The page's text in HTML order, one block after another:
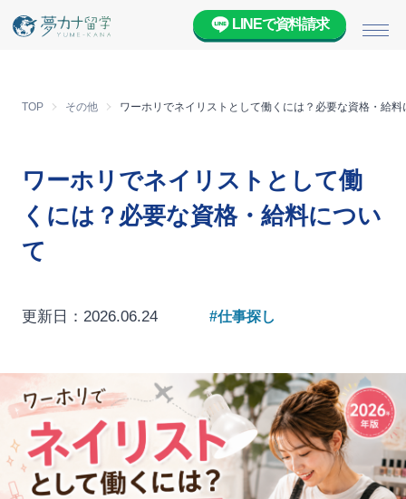
メ
LINEで資料請求
TOP その他 ワーホリでネイリストとして働くには？必要な資格・給料
ワーホリでネイリストとして働
くには？必要な資格・給料につい
て
更新日：2026.06.24 #仕事探し